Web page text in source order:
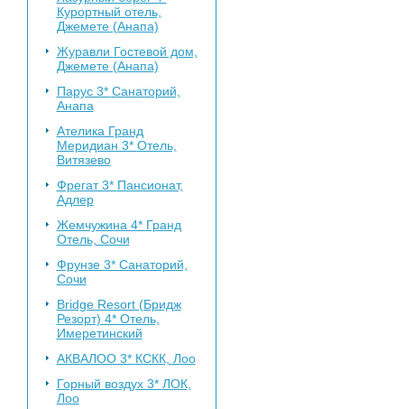
Курортный отель,
Джемете (Анапа)
Журавли Гостевой дом,
Джемете (Анапа)
Парус 3* Санаторий,
Анапа
Ателика Гранд
Меридиан 3* Отель,
Витязево
Фрегат 3* Пансионат,
Адлер
Жемчужина 4* Гранд
Отель, Сочи
Фрунзе 3* Санаторий,
Сочи
Bridge Resort (Бридж
Резорт) 4* Отель,
Имеретинский
АКВАЛОО 3* КСКК, Лоо
Горный воздух 3* ЛОК,
Лоо